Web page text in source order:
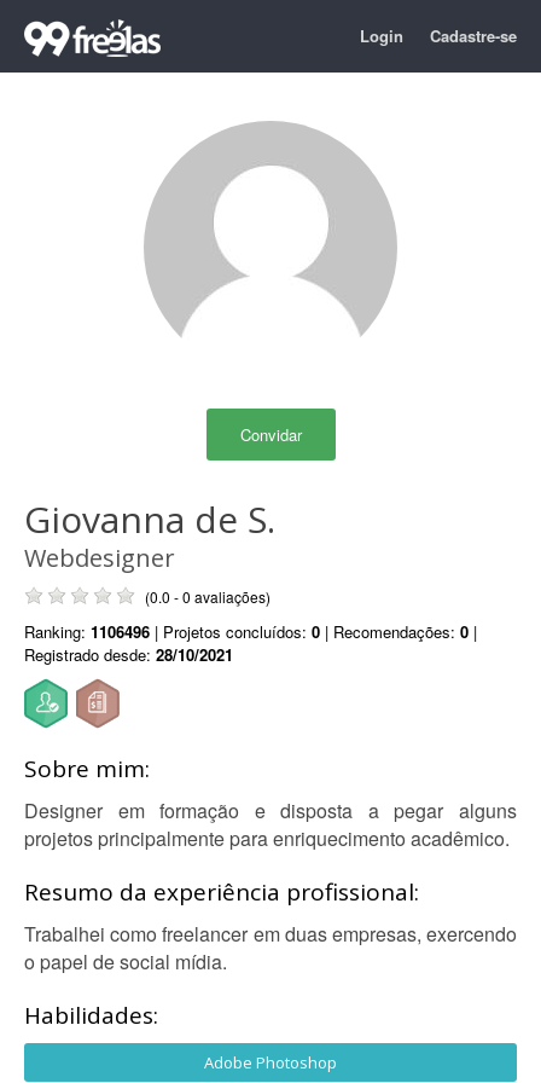
Login Cadastre-se
Convidar
Giovanna de S.
Webdesigner
(0.0 - 0 avaliações)
Ranking: 1106496 | Projetos concluídos: 0 | Recomendações: 0 |
Registrado desde: 28/10/2021
Sobre mim:
Designer em formação e disposta a pegar alguns
projetos principalmente para enriquecimento acadêmico.
Resumo da experiência profissional:
Trabalhei como freelancer em duas empresas, exercendo
o papel de social mídia.
Habilidades:
Adobe Photoshop